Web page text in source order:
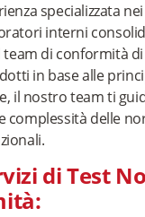
specializzata
interni
team di conformità
in base alle
il nostro team ti
complessità delle
di Test